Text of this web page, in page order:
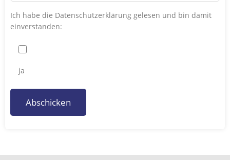
Ich habe die Datenschutzerklärung gelesen und bin damit
einverstanden:
ja
Abschicken